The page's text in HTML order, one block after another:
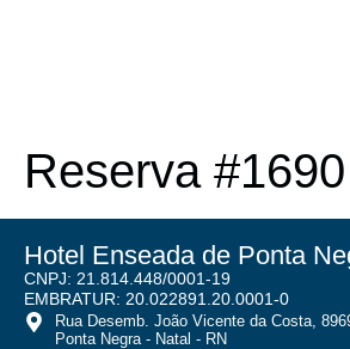
Reserva #1690
Hotel Enseada de Ponta
CNPJ: 21.814.448/0001-19
EMBRATUR: 20.022891.20.0001-0
Rua Desemb. João Vicente da Costa,
Ponta Negra - Natal - RN